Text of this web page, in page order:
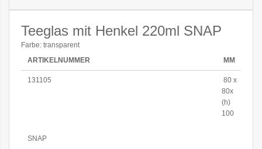
Teeglas mit Henkel 220ml SNAP
Farbe: transparent
ARTIKELNUMMER
MM
131105
80 x
80x
(h)
100
SNAP